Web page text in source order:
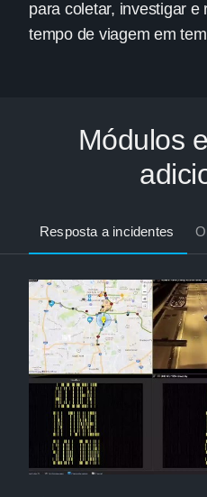
para coletar, investigar
tempo de viagem em
Módulos
Resposta a incidentes